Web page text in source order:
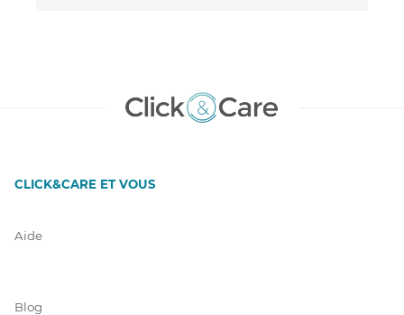
CLICK&CARE ET VOUS
Aide
Blog